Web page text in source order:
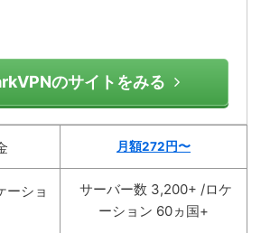
のサイトをみる
月額272円〜
ショ
サーバー数 3,200+ /ロケ
ーション 60ヵ国+